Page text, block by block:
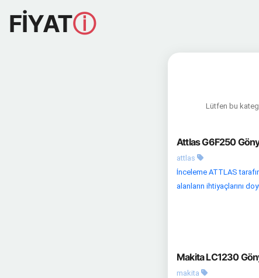
FİYATⓘ
Lütfen bu
Attlas G6F250
attlas
İnceleme ATTLAS
alanların ihtiyaçlarını
Makita LC1230
makita